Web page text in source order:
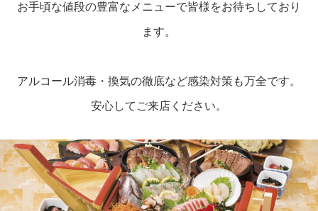
お手頃な値段の豊富なメニューで皆様をお待ちしており
ます。
アルコール消毒・換気の徹底など感染対策も万全です。
安心してご来店ください。